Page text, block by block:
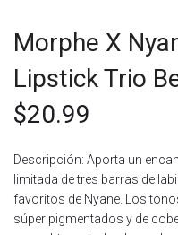
Morphe X
Lipstick Trio
$20.99
Descripción: Aporta un
limitada de tres barras de
favoritos de Nyane. Los
súper pigmentados y de